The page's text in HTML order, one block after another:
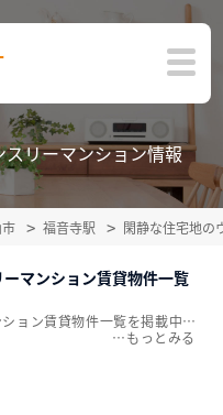
リーマンション情報
福音寺駅 閑静な住宅地の
マンション賃貸物件一覧
福音寺駅/閑静な住宅地のマンスリーマンション賃貸物件一覧を掲載中。敷金・礼金無料、家具・家電付をご紹介。こだわり条件での絞込みも簡単！
…